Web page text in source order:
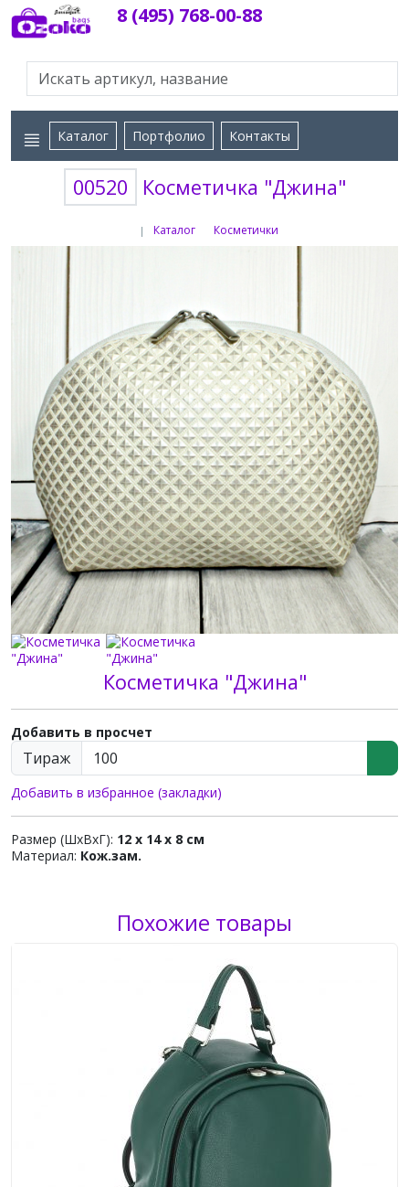
8 (495) 768-00-88
Каталог Портфолио Контакты
00520 Косметичка "Джина"
| Каталог Косметички
Косметичка "Джина"
Добавить в просчет
Тираж
Добавить в избранное (закладки)
Размер (ШхВхГ): 12 x 14 x 8 см
Материал: Кож.зам.
Похожие товары